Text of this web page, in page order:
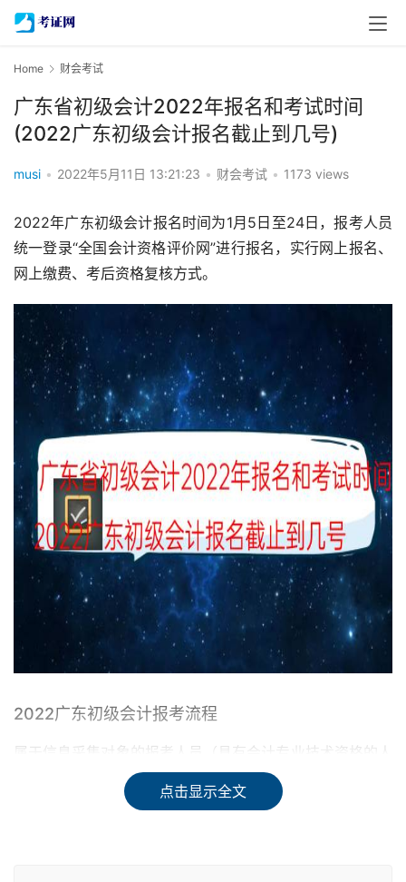
Home 财会考试
广东省初级会计2022年报名和考试时间
(2022广东初级会计报名截止到几号)
musi • 2022年5月11日 13:21:23 • 财会考试 • 1173 views
2022年广东初级会计报名时间为1月5日至24日，报考人员
统一登录“全国会计资格评价网”进行报名，实行网上报名、
网上缴费、考后资格复核方式。
2022广东初级会计报考流程
属于信息采集对象的报考人员（具有会计专业技术资格的人
员或不具有会计专业技术资格但从事会计工作的人员），报
名前应先登录“广东省会计信息服务平台”完成会计人员信息
点击显示全文